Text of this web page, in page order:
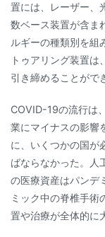
置には、レーザー、
数ベース装置が含ま
ルギーの種類別を組
トゥアリング装置
引き締めることがで
COVID-19の流行は
業にマイナスの影響
に、いくつかの国が
ばならなかった。人
の医療資産はパンデ
ミック中の脊椎手術
置や治療が全体的に